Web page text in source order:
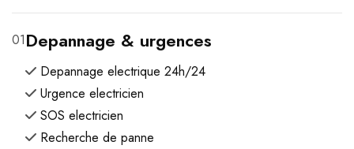
01Depannage & urgences
Depannage electrique 24h/24
Urgence electricien
SOS electricien
Recherche de panne